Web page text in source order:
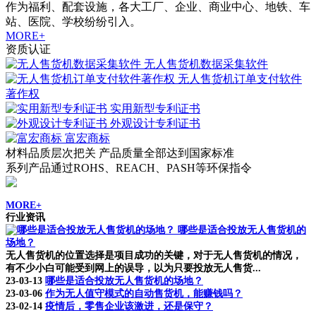
作为福利、配套设施，各大工厂、企业、商业中心、地铁、车
站、医院、学校纷纷引入。
MORE+
资质认证
无人售货机数据采集软件
无人售货机订单支付软件
著作权
实用新型专利证书
外观设计专利证书
富宏商标
材料品质层次把关 产品质量全部达到国家标准
系列产品通过ROHS、REACH、PASH等环保指令
MORE+
行业资讯
哪些是适合投放无人售货机的
场地？
无人售货机的位置选择是项目成功的关键，对于无人售货机的情况，
有不少小白可能受到网上的误导，以为只要投放无人售货...
23-03-13 哪些是适合投放无人售货机的场地？
23-03-06 作为无人值守模式的自动售货机，能赚钱吗？
23-02-14 疫情后，零售企业该激进，还是保守？